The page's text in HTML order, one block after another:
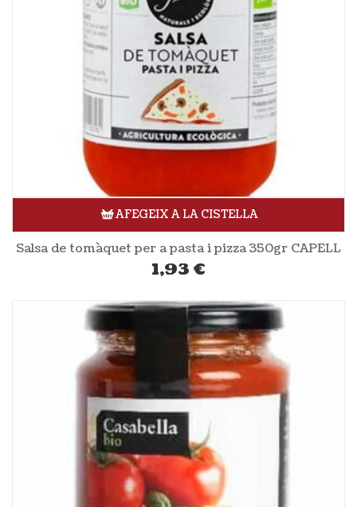
AFEGEIX A LA CISTELLA
Salsa de tomàquet per a pasta i pizza 350gr CAPELL
1,93 €